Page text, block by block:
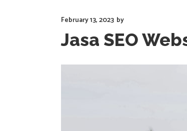
February 13, 2023 by
Jasa SEO